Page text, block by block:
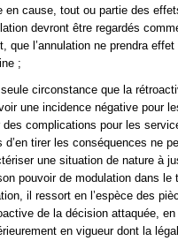
en cause, tout ou partie des
devront être regardés
que l’annulation ne prendra effet
;
circonstance que la
une incidence négative pour
complications pour les
tirer les conséquences ne
une situation de nature à
pouvoir de modulation dans le
il ressort en l’espèce des
de la décision attaquée,
en vigueur dont la